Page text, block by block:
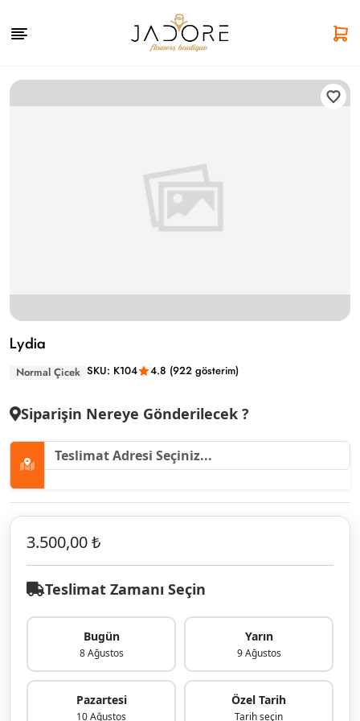
Lydia
Normal Çicek SKU: K104 4.8 (922 gösterim)
Siparişin Nereye Gönderilecek ?
3.500,00 ₺
Teslimat Zamanı Seçin
Bugün
8 Ağustos
Yarın
9 Ağustos
Pazartesi
10 Ağustos
Özel Tarih
Tarih seçin